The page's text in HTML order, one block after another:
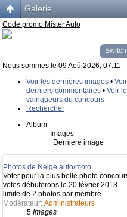
Galerie
Code promo Mister Auto
Nous sommes le 09 Aoû 2026, 07:11
Voir les dernières images •
derniers commentaires • Voir
vainqueurs du concours
Rechercher
Album
Images
Dernière image
Photos de Neige auto/moto
Voter pour la plus belle photo
votes débuterons le 20 février 2013
limite de 2 photos par membre
Modérateur: Administrateurs
5 Images